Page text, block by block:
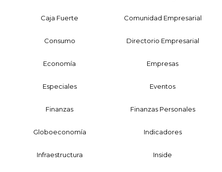
Caja Fuerte Comunidad Empresarial
Consumo Directorio Empresarial
Economía Empresas
Especiales Eventos
Finanzas Finanzas Personales
Globoeconomía Indicadores
Infraestructura Inside